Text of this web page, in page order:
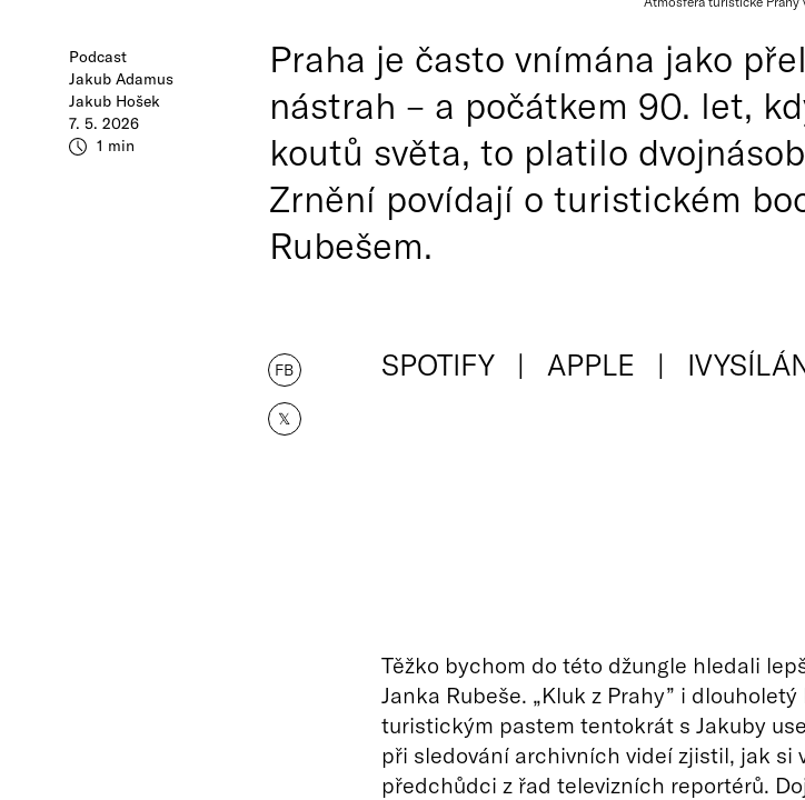
Podcast
Jakub Adamus
Jakub Hošek
7. 5. 2026
1 min
Praha je často vnímána jako
nástrah – a počátkem 90. let,
koutů světa, to platilo
Zrnění povídají o turistickém
Rubešem.
FB
𝕏
SPOTIFY APPLE
Těžko bychom do této džungle hledali
Janka Rubeše. „Kluk z Prahy” i
turistickým pastem tentokrát s Jakuby
při sledování archivních videí zjistil, jak si
předchůdci z řad televizních reportérů.